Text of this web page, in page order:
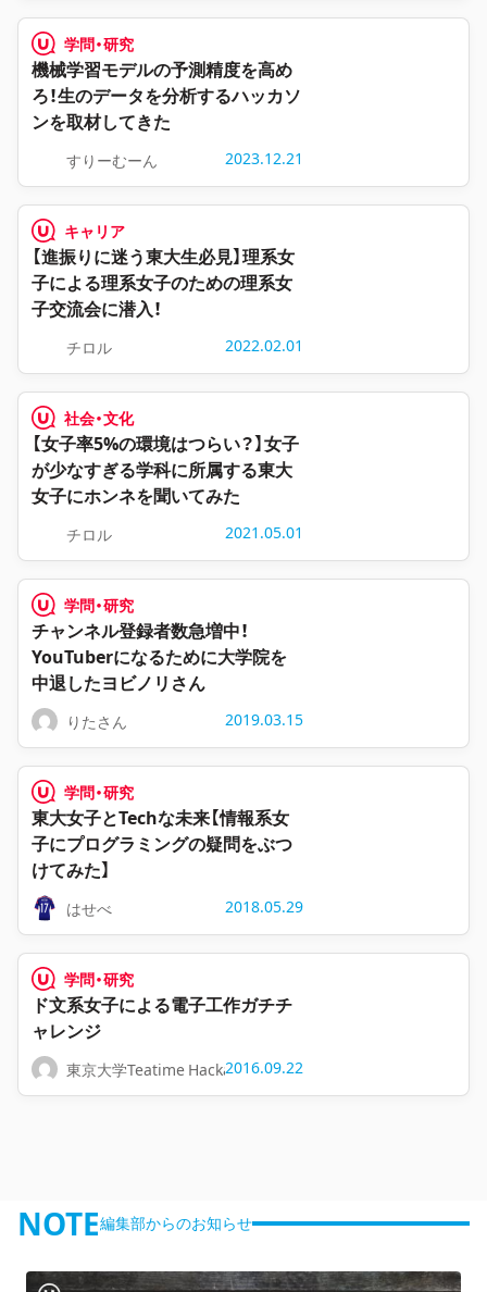
学問・研究
機械学習モデルの予測精度を高め
ろ！生のデータを分析するハッカソ
ンを取材してきた
すりーむーん 2023.12.21
キャリア
【進振りに迷う東大生必見】理系女
子による理系女子のための理系女
子交流会に潜入！
チロル 2022.02.01
社会・文化
【女子率5%の環境はつらい？】女子
が少なすぎる学科に所属する東大
女子にホンネを聞いてみた
チロル 2021.05.01
学問・研究
チャンネル登録者数急増中！
YouTuberになるために大学院を
中退したヨビノリさん
りたさん 2019.03.15
学問・研究
東大女子とTechな未来【情報系女
子にプログラミングの疑問をぶつ
けてみた】
はせべ 2018.05.29
学問・研究
ド文系女子による電子工作ガチチ
ャレンジ
東京大学Teatime Hackathon2016
2016.09.22
NOTE編集部からのお知らせ